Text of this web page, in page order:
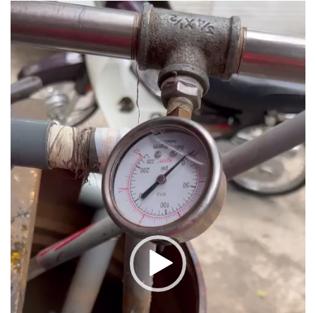
Trình
chơi
Video